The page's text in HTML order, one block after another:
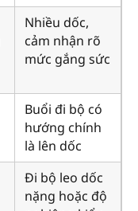
Nhiều dốc,
cảm nhận rõ
mức gắng sức
Buổi đi bộ có
hướng chính
là lên dốc
Đi bộ leo dốc
nặng hoặc độ